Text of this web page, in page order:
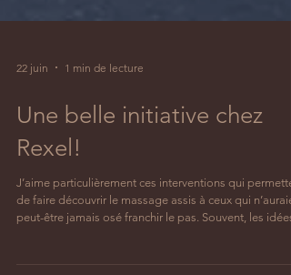
22 juin 1 min de lecture
Une belle initiative chez
Rexel!